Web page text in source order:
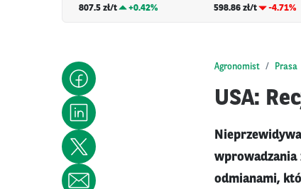
807.5 zł/t
+0.42%
598.86 zł/t
-4.71%
Agronomist Prasa
USA:
wprowadzania
odmianami,